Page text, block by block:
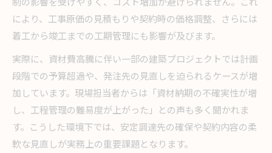
今後の建築動向とトランプ建築政策の実務的連
動性
建築業界の展望とトランプ影響の今後の注目点
実務者目線で考察する建築業界の変化
トランプ影響が建築業界の現場に与える具体的
な変化
建築業界で実感するトランプ問題の現実的な影
響分析
により、工事原価の見積もりや契約時の価格調整、さらには
着工から竣工までの工期管理にも影響が及びます。
実際に、資材費高騰に伴い一部の建築プロジェクトでは計画
段階での予算超過や、発注先の見直しを迫られるケースが増
加しています。現場担当者からは「資材納期の不確実性が増
し、工程管理の難易度が上がった」との声も多く聞かれま
す。こうした環境下では、安定調達先の確保や契約内容の柔
軟な見直しが実務上の重要課題となります。